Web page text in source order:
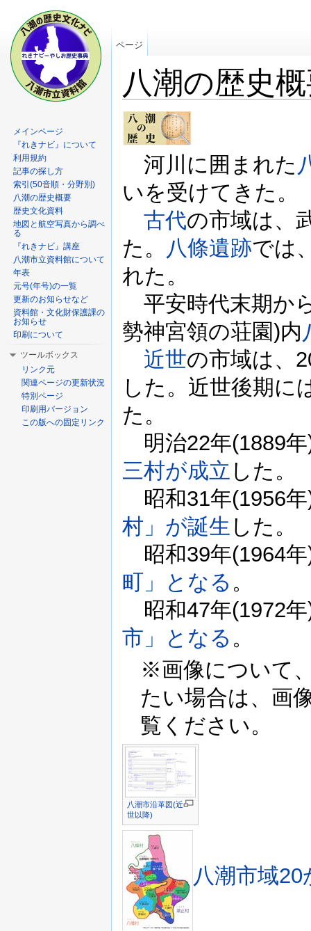
八潮の歴史
河川に囲まれた
いを受けてきた。
古代の市域は、
た。
八條遺跡では
れた。
平安時代末期か
勢神宮領の荘園)内
近世の市域は、
した。近世後期に
た。
明治22年(1889年
三村が成立 した。
昭和31年(1956
村」が誕生 した。
昭和39年(1964年
町」となる 。
昭和47年(1972年
市」となる 。
※画像について
たい場合は、画
覧ください。
八潮市沿革図(近
世以降)
八潮市域
ページ
メインページ
『れきナビ』について
利用規約
記事の探し方
索引(50音順・分野別)
八潮の歴史概要
歴史文化資料
地図と航空写真から調べ
る
『れきナビ』講座
八潮市立資料館について
年表
元号(年号)の一覧
更新のお知らせなど
資料館・文化財保護課の
お知らせ
印刷について
ツールボックス
リンク元
関連ページの更新状況
特別ページ
印刷用バージョン
この版への固定リンク